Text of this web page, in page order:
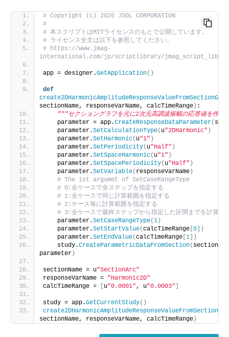
# Copyright (c) 2026 JSOL CORPORATION
#
# 本スクリプトはMITライセンスのもとで公開しています。
# ライセンス全文は以下を参照してください。
# https://www.jmag-
international.com/jp/scriptlibrary/
app = designer.GetApplication()
def
sectionName, responseVarName, calcTimeRange ) :
"""セクショングラフを元に2次元高調波振幅の応答値を作
    parameter = app.
CreateResponseDataParameter(
    parameter.
SetCalculationType( u"2DHarmonic" )
    parameter.
SetHarmonic( u"1" )
    parameter.
SetPeriodicity( u"Half" )
    parameter.
SetSpaceHarmonic( u"1" )
    parameter.
SetSpacePeriodicity( u"Half" )
    parameter.
SetVariable( responseVarName )
# The 1st argumet of SetCaseRangeType
# 0:全ケースで全ステップを指定する
# 1:全ケースで同じ計算範囲を指定する
# 2:ケース毎に計算範囲を指定する
# 3:全ケースで最終ステップから指定した区間までを計算対
    parameter.
SetCaseRangeType(1 )
    parameter.
SetStartValue(calcTimeRange 0 ])
    parameter.
SetEndValue(calcTimeRange 1 ])
    study.
CreateParametricDataFromSection(
parameter )
sectionName = u"SectionArc"
responseVarName = "Harmonic2D"
calcTimeRange =
u"0.0001", u"0.0003"
study = app.GetCurrentStudy()
sectionName, responseVarName, calcTimeRange )